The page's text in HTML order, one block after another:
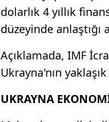
dolarlık 4 yıllık
düzeyinde anlaştığı
Açıklamada, IMF
Ukrayna'nın
UKRAYNA